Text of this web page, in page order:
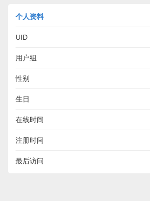
个人资料
UID
用户组
性别
生日
在线时间
注册时间
最后访问